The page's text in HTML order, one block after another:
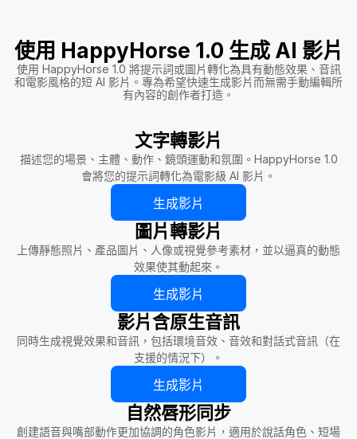
使用 HappyHorse 1.0 生成 AI 影片
使用 HappyHorse 1.0 將提示詞或圖片轉化為具有動態效果、音訊
和電影風格的短 AI 影片。專為希望快速生成影片而無需手動編輯所
有內容的創作者打造。
文字轉影片
描述您的場景、主體、動作、鏡頭運動和氛圍。HappyHorse 1.0
會將您的提示詞轉化為電影級 AI 影片。
生成影片
圖片轉影片
上傳靜態照片、產品圖片、人像或視覺參考素材，並以逼真的動態
效果使其動起來。
生成影片
影片含原生音訊
同時生成視覺效果和音訊，包括環境音效、音效和對話式音訊（在
支援的情況下）。
生成影片
自然唇形同步
創建語音與嘴部動作更加協調的角色影片，適用於說話角色、短場